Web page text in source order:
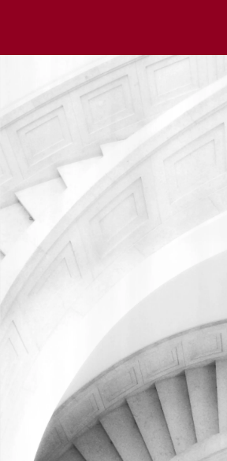
Написать в чат
Написать в чат
Написать нам
Мы всегда готовы помочь вам
вопросах.
Заполните форму ниже, и наш
в ближайшее время.
Имя
Согласен(а) на обработку моих
обработки запроса и обратной связи в
Политикой обработки персональных
Ознакомлен(а) с правами, порядком
последствиями дачи согласия.